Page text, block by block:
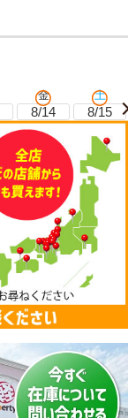
金
8/14
土
8/15